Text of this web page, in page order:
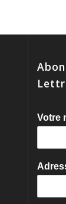
Votre